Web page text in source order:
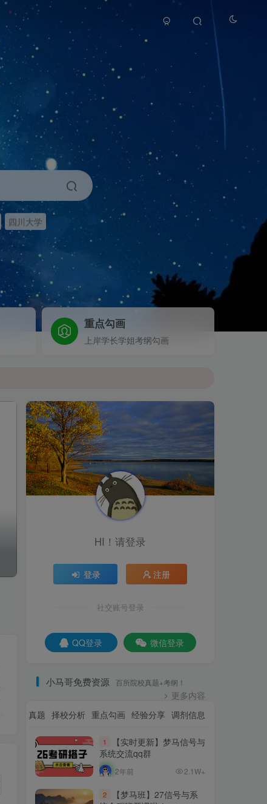
四川大学
重点勾画
上岸学长学姐考纲勾画
HI！请登录
登录 注册
社交账号登录
QQ登录 微信登录
小马哥免费资源 百所院校真题+考纲！
更多内容
名校真题 择校分析 重点勾画 经验分享 调剂信息
1
【实时更新】梦马信号与
系统交流qq群
2年前 2.1W+
2
【梦马班】27信号与系